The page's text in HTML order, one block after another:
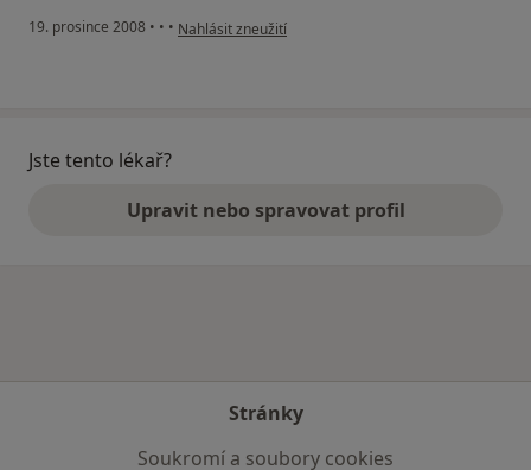
19. prosince 2008 • • • podle názoru uživatele STALO SE
Nahlásit zneužití
Jste tento lékař?
Upravit nebo spravovat profil
Stránky
Soukromí a soubory cookies